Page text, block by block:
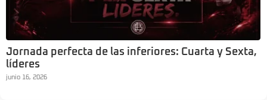
Jornada perfecta de las inferiores: Cuarta y Sexta,
líderes
junio 16, 2026